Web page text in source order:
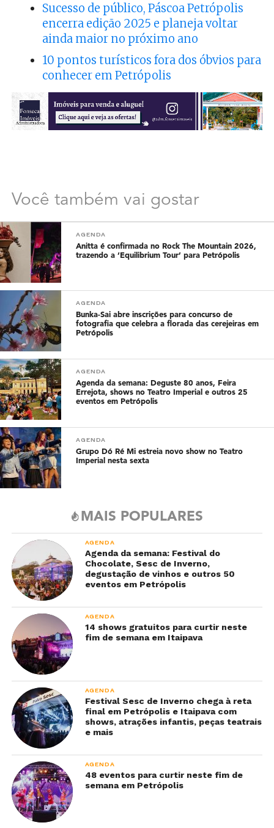
Sucesso de público, Páscoa Petrópolis
encerra edição 2025 e planeja voltar
ainda maior no próximo ano
10 pontos turísticos fora dos óbvios para
conhecer em Petrópolis
Você também vai gostar
AGENDA
Anitta é confirmada no Rock The Mountain 2026,
trazendo a ‘Equilibrium Tour’ para Petrópolis
AGENDA
Bunka-Sai abre inscrições para concurso de
fotografia que celebra a florada das cerejeiras em
Petrópolis
AGENDA
Agenda da semana: Deguste 80 anos, Feira
Errejota, shows no Teatro Imperial e outros 25
eventos em Petrópolis
AGENDA
Grupo Dó Ré Mi estreia novo show no Teatro
Imperial nesta sexta
MAIS POPULARES
AGENDA
Agenda da semana: Festival do
Chocolate, Sesc de Inverno,
degustação de vinhos e outros 50
eventos em Petrópolis
AGENDA
14 shows gratuitos para curtir neste
fim de semana em Itaipava
AGENDA
Festival Sesc de Inverno chega à reta
final em Petrópolis e Itaipava com
shows, atrações infantis, peças teatrais
e mais
AGENDA
48 eventos para curtir neste fim de
semana em Petrópolis